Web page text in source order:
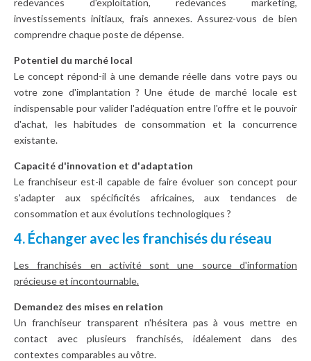
redevances d'exploitation, redevances marketing,
investissements initiaux, frais annexes. Assurez-vous de bien
comprendre chaque poste de dépense.
Potentiel du marché local
Le concept répond-il à une demande réelle dans votre pays ou
votre zone d'implantation ? Une étude de marché locale est
indispensable pour valider l'adéquation entre l'offre et le pouvoir
d'achat, les habitudes de consommation et la concurrence
existante.
Capacité d'innovation et d'adaptation
Le franchiseur est-il capable de faire évoluer son concept pour
s'adapter aux spécificités africaines, aux tendances de
consommation et aux évolutions technologiques ?
4. Échanger avec les franchisés du réseau
Les franchisés en activité sont une source d'information
précieuse et incontournable.
Demandez des mises en relation
Un franchiseur transparent n'hésitera pas à vous mettre en
contact avec plusieurs franchisés, idéalement dans des
contextes comparables au vôtre.